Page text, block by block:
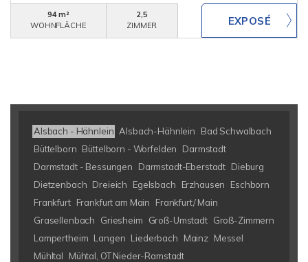
94 m²
WOHNFLÄCHE
2,5
ZIMMER
Alsbach - Hähnlein Alsbach-Hähnlein
Bad Schwalbach
Büttelborn Büttelborn - Worfelden
Darmstadt
Darmstadt - Bessungen
Darmstadt-Eberstadt Dieburg
Dietzenbach Dreieich Egelsbach Erzhausen
Eschborn
Frankfurt Frankfurt am Main
Frankfurt/ Main
Grasellenbach
Griesheim Groß-Umstadt Groß-Zimmern
Lampertheim Langen Liederbach Mainz Messel
Mühltal
Mühtal, OT Nieder-Ramstadt